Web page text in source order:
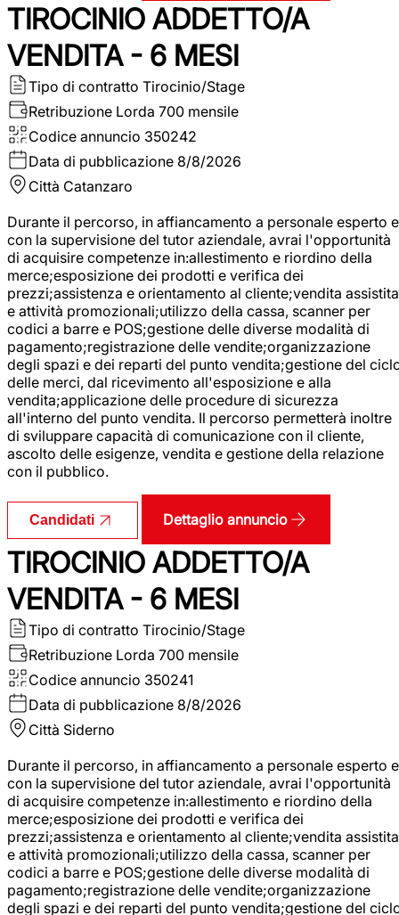
TIROCINIO ADDETTO/A
VENDITA - 6 MESI
Tipo di contratto Tirocinio/Stage
Retribuzione Lorda 700 mensile
Codice annuncio 350242
Data di pubblicazione 8/8/2026
Città Catanzaro
Durante il percorso, in affiancamento a personale esperto e
con la supervisione del tutor aziendale, avrai l'opportunità
di acquisire competenze in:allestimento e riordino della
merce;esposizione dei prodotti e verifica dei
prezzi;assistenza e orientamento al cliente;vendita assistita
e attività promozionali;utilizzo della cassa, scanner per
codici a barre e POS;gestione delle diverse modalità di
pagamento;registrazione delle vendite;organizzazione
degli spazi e dei reparti del punto vendita;gestione del
delle merci, dal ricevimento all'esposizione e alla
vendita;applicazione delle procedure di sicurezza
all'interno del punto vendita. Il percorso permetterà inoltre
di sviluppare capacità di comunicazione con il cliente,
ascolto delle esigenze, vendita e gestione della relazione
con il pubblico.
Candidati Dettaglio annuncio
TIROCINIO ADDETTO/A
VENDITA - 6 MESI
Tipo di contratto Tirocinio/Stage
Retribuzione Lorda 700 mensile
Codice annuncio 350241
Data di pubblicazione 8/8/2026
Città Siderno
Durante il percorso, in affiancamento a personale esperto e
con la supervisione del tutor aziendale, avrai l'opportunità
di acquisire competenze in:allestimento e riordino della
merce;esposizione dei prodotti e verifica dei
prezzi;assistenza e orientamento al cliente;vendita assistita
e attività promozionali;utilizzo della cassa, scanner per
codici a barre e POS;gestione delle diverse modalità di
pagamento;registrazione delle vendite;organizzazione
degli spazi e dei reparti del punto vendita;gestione del